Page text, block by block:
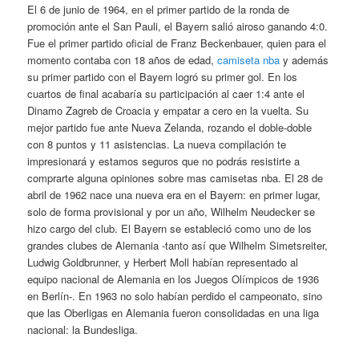
El 6 de junio de 1964, en el primer partido de la ronda de
promoción ante el San Pauli, el Bayern salió airoso ganando 4:0.
Fue el primer partido oficial de Franz Beckenbauer, quien para el
momento contaba con 18 años de edad,camiseta nba y además
su primer partido con el Bayern logró su primer gol. En los
cuartos de final acabaría su participación al caer 1:4 ante el
Dinamo Zagreb de Croacia y empatar a cero en la vuelta. Su
mejor partido fue ante Nueva Zelanda, rozando el doble-doble
con 8 puntos y 11 asistencias. La nueva compilación te
impresionará y estamos seguros que no podrás resistirte a
comprarte alguna opiniones sobre mas camisetas nba. El 28 de
abril de 1962 nace una nueva era en el Bayern: en primer lugar,
solo de forma provisional y por un año, Wilhelm Neudecker se
hizo cargo del club. El Bayern se estableció como uno de los
grandes clubes de Alemania -tanto así que Wilhelm Simetsreiter,
Ludwig Goldbrunner, y Herbert Moll habían representado al
equipo nacional de Alemania en los Juegos Olímpicos de 1936
en Berlín-. En 1963 no solo habían perdido el campeonato, sino
que las Oberligas en Alemania fueron consolidadas en una liga
nacional: la Bundesliga.